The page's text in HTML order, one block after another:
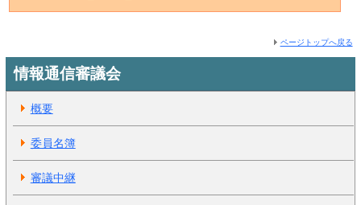
ページトップへ戻る
情報通信審議会
概要
委員名簿
審議中継